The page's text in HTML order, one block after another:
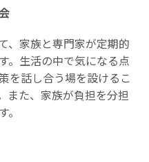
、家族と専門家が定期的
。生活の中で気になる点
を話し合う場を設けるこ
また、家族が負担を分担